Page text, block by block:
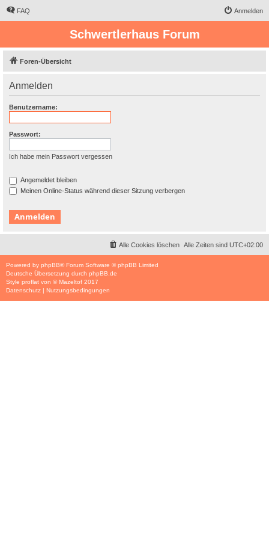
FAQ Anmelden
Schwertlerhaus Forum
Foren-Übersicht
Anmelden
Benutzername:
Passwort:
Ich habe mein Passwort vergessen
Angemeldet bleiben
Meinen Online-Status während dieser Sitzung verbergen
Alle Zeiten sind UTC+02:00
Alle Cookies löschen
Powered by phpBB® Forum Software © phpBB Limited
Deutsche Übersetzung durch phpBB.de
Style proflat von ©Mazeltof 2017
Datenschutz | Nutzungsbedingungen